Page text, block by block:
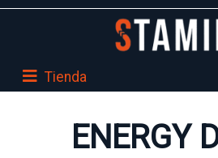
Tienda
ENERGY